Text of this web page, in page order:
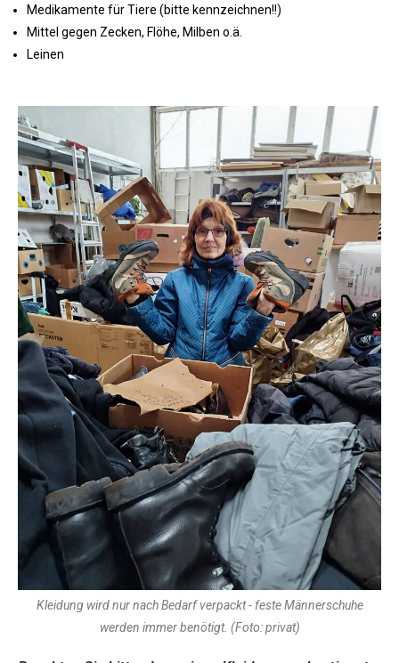
Medikamente für Tiere (bitte kennzeichnen!!)
Mittel gegen Zecken, Flöhe, Milben o.ä.
Leinen
Kleidung wird nur nach Bedarf verpackt - feste Männerschuhe
werden immer benötigt. (Foto: privat)